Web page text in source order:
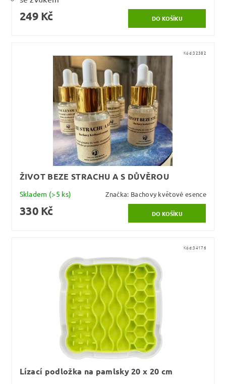
249 Kč
Kód:32382
ŽIVOT BEZE STRACHU A S DŮVĚROU
Skladem (>5 ks) Značka: Bachovy květové esence
330 Kč
Kód:34176
Lízací podložka na pamlsky 20 x 20 cm